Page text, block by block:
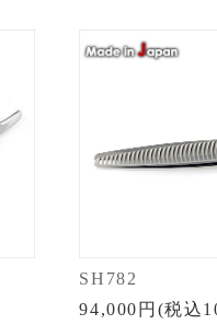
SH782
94,000円(税込